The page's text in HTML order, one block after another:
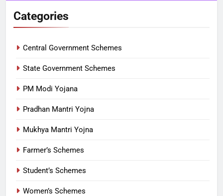
Categories
Central Government Schemes
State Government Schemes
PM Modi Yojana
Pradhan Mantri Yojna
Mukhya Mantri Yojna
Farmer’s Schemes
Student’s Schemes
Women’s Schemes